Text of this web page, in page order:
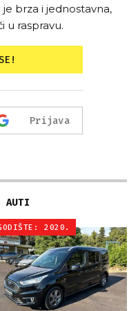
je brza i jednostavna,
u raspravu.
Prijava
AUTI
2020.